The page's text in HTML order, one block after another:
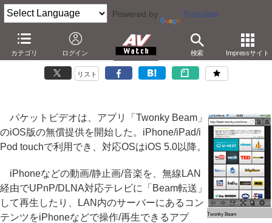
Powered by Translate
カテゴリ ログイン 検索 Impressサイト
パケットビデオ、「Twonky Beam」のiOS版を公開
－DTCP-IPにはアップデートで対応予定
リスト
Twonky Beam
パケットビデオは、アプリ「Twonky Beam」
のiOS版の無償提供を開始した。iPhone/iPad/i
Pod touchで利用でき、対応OSはiOS 5.0以降。
iPhoneなどの動画/静止画/音楽を、無線LAN
経由でUPnP/DLNA対応テレビに「Beam転送」
して再生したり、LAN内のサーバーにあるコン
テンツをiPhoneなどで操作/再生できるアプ